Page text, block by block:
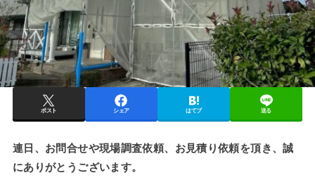
ポスト シェア はてブ 送る
連日、お問合せや現場調査依頼、お見積り依頼を頂き、誠
にありがとうございます。